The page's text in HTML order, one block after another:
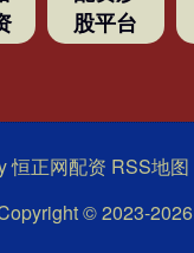
股平台
恒正网配资 RSS地图
© 2023-2026